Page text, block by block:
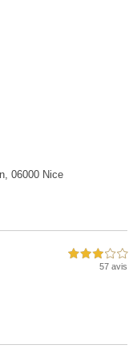
06000 Nice
3,0 étoiles sur 5
57 avis